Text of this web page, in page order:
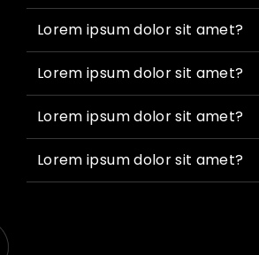
Lorem ipsum dolor sit amet?
Lorem ipsum dolor sit amet?
Lorem ipsum dolor sit amet?
Lorem ipsum dolor sit amet?